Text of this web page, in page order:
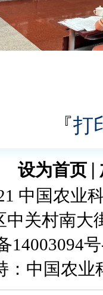
『打
设为首页
中国农业
关村南大
14003094
：中国农